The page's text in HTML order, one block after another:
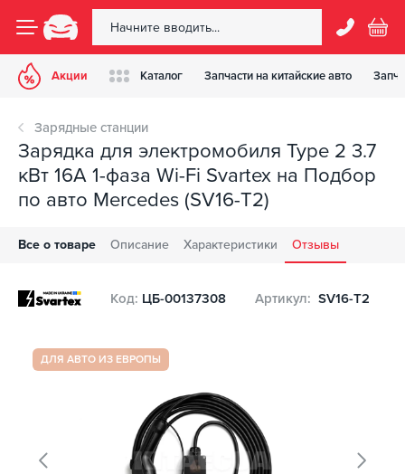
Акции Каталог Запчасти на китайские авто
Зарядные станции
Зарядка для электромобиля Type 2 3.7
кВт 16А 1-фаза Wi-Fi Svartex на Подбор
по авто Mercedes (SV16-T2)
Все о товаре Описание Характеристики Отзывы
Код: ЦБ-00137308 Артикул: SV16-T2
ДЛЯ АВТО ИЗ ЕВРОПЫ